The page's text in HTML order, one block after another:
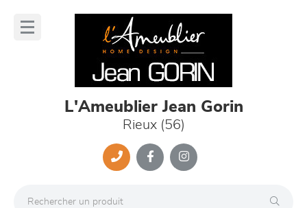
L'Ameublier Jean Gorin
Rieux (56)